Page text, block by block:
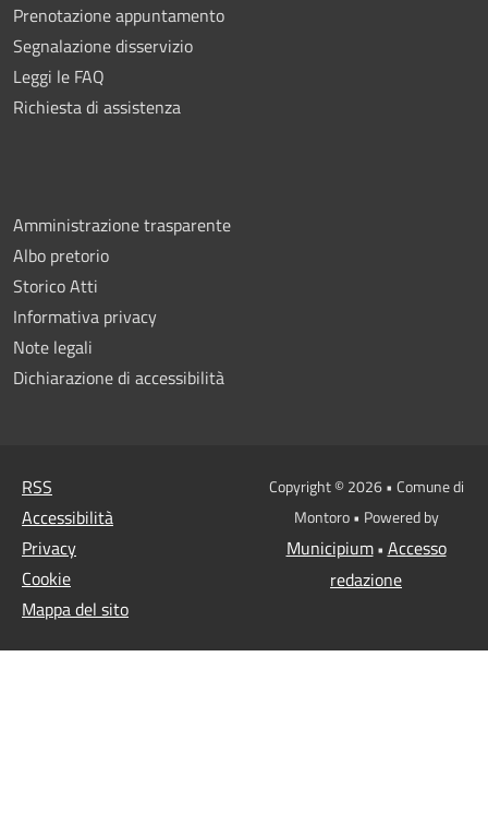
Prenotazione appuntamento
Segnalazione disservizio
Leggi le FAQ
Richiesta di assistenza
Amministrazione trasparente
Albo pretorio
Storico Atti
Informativa privacy
Note legali
Dichiarazione di accessibilità
RSS
Accessibilità
Privacy
Cookie
Mappa del sito
Copyright © 2026 • Comune di
Montoro • Powered by
Municipium• Accesso
redazione